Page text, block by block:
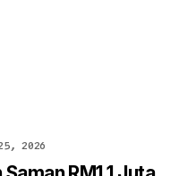
2026